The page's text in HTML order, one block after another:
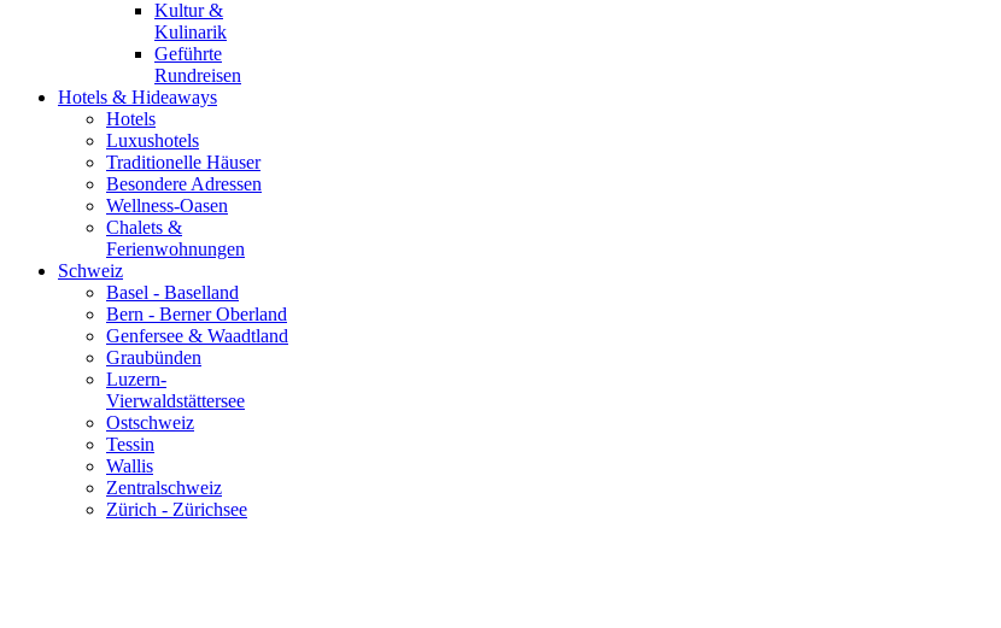
Kultur &
Kulinarik
Geführte
Rundreisen
Hotels & Hideaways
Hotels
Luxushotels
Traditionelle Häuser
Besondere Adressen
Wellness-Oasen
Chalets &
Ferienwohnungen
Schweiz
Basel - Baselland
Bern - Berner Oberland
Genfersee & Waadtland
Graubünden
Luzern-
Vierwaldstättersee
Ostschweiz
Tessin
Wallis
Zentralschweiz
Zürich - Zürichsee